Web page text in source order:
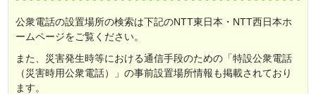
公衆電話の設置場所の検索は下記のNTT東日本・NTT西日本ホ
ームページをご覧ください。
また、災害発生時等における通信手段のための「特設公衆電話
（災害時用公衆電話）」の事前設置場所情報も掲載されており
ます。